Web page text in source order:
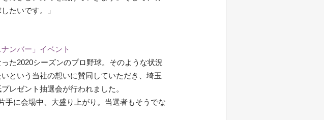
たいです。」
ンバー」イベント
た2020シーズンのプロ野球。そのような状況
という当社の想いに賛同していただき、埼玉
レゼント抽選会が行われました。
手に会場中、大盛り上がり。当選者もそうでな